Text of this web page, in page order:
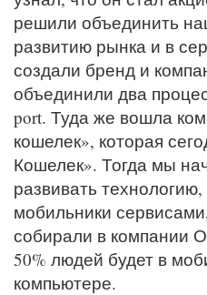
решили объединить
развитию рынка и в
создали бренд и
объединили два
port. Туда же вошла
кошелек», которая
Кошелек». Тогда мы
развивать
мобильники
собирали в компании
50% людей будет в
компьютере.